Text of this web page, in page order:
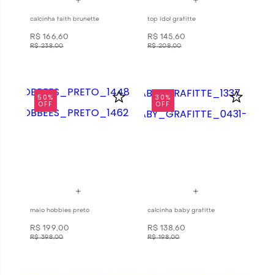
calcinha faith brunette
R$ 166,60
R$ 238,00
top idol grafitte
R$ 145,60
R$ 208,00
50%
OFF
maio hobbies preto
R$ 199,00
R$ 398,00
30%
OFF
calcinha baby grafitte
R$ 138,60
R$ 198,00